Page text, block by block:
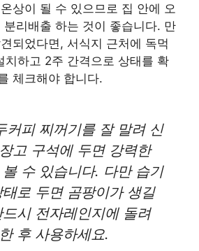
상이 될 수 있으므로 집 안에 오
리배출 하는 것이 좋습니다. 만
되었다면, 서식지 근처에 독먹
치하고 2주 간격으로 상태를 확
체크해야 합니다.
커피 찌꺼기를 잘 말려 신
고 구석에 두면 강력한
수 있습니다. 다만 습기
로 두면 곰팡이가 생길
시 전자레인지에 돌려
후 사용하세요.